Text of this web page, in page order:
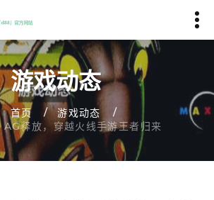
游戏动态
首页
游戏动态
AG释放，穿越火线手游王者归来